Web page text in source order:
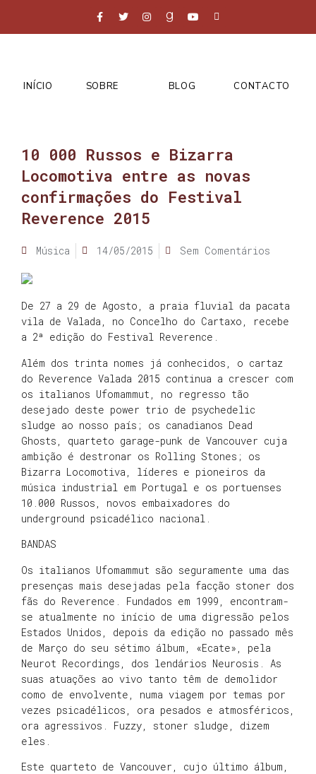
INÍCIO SOBRE BLOG CONTACTO
10 000 Russos e Bizarra
Locomotiva entre as novas
confirmações do Festival
Reverence 2015
Música 14/05/2015 Sem Comentários
De 27 a 29 de Agosto, a praia fluvial da pacata
vila de Valada, no Concelho do Cartaxo, recebe
a 2ª edição do Festival Reverence.
Além dos trinta nomes já conhecidos, o cartaz
do Reverence Valada 2015 continua a crescer com
os italianos Ufomammut, no regresso tão
desejado deste power trio de psychedelic
sludge ao nosso país; os canadianos Dead
Ghosts, quarteto garage-punk de Vancouver cuja
ambição é destronar os Rolling Stones; os
Bizarra Locomotiva, líderes e pioneiros da
música industrial em Portugal e os portuenses
10.000 Russos, novos embaixadores do
underground psicadélico nacional.
BANDAS
Os italianos Ufomammut são seguramente uma das
presenças mais desejadas pela facção stoner dos
fãs do Reverence. Fundados em 1999, encontram-
se atualmente no início de uma digressão pelos
Estados Unidos, depois da edição no passado mês
de Março do seu sétimo álbum, «Ecate», pela
Neurot Recordings, dos lendários Neurosis. As
suas atuações ao vivo tanto têm de demolidor
como de envolvente, numa viagem por temas por
vezes psicadélicos, ora pesados e atmosféricos,
ora agressivos. Fuzzy, stoner sludge, dizem
eles.
Este quarteto de Vancouver, cujo último álbum,